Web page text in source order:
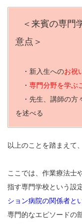
＜来賓の専門
意点＞
・新入生へのお祝
・ 専門分野を学ぶ
・先生、講師の方
を述べる
以上のことを踏まえて
ここでは、作業療法士
指す専門学校という設
ション病院の関係者と
専門的なエピソードの